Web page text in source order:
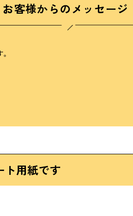
お客様からのメッセージ
ト用紙です